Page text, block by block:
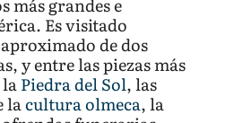
más grandes e
Es visitado
de dos
y entre las piezas más
Piedra del Sol, las
lacultura olmeca, la